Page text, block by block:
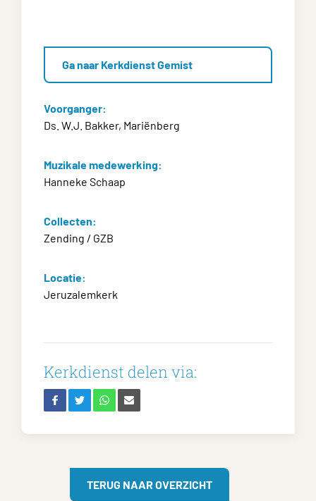
Ga naar Kerkdienst Gemist
Voorganger:
Ds. W.J. Bakker, Mariënberg
Muzikale medewerking:
Hanneke Schaap
Collecten:
Zending / GZB
Locatie:
Jeruzalemkerk
Kerkdienst delen via:
TERUG NAAR OVERZICHT